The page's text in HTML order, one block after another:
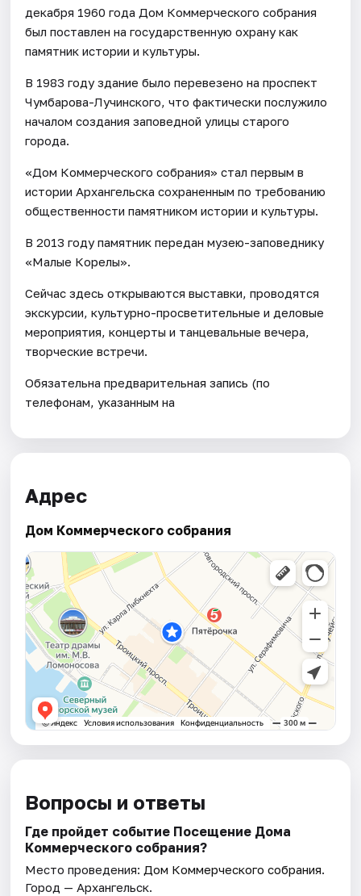
декабря 1960 года Дом Коммерческого собрания
был поставлен на государственную охрану как
памятник истории и культуры.
В 1983 году здание было перевезено на проспект
Чумбарова-Лучинского, что фактически послужило
началом создания заповедной улицы старого
города.
«Дом Коммерческого собрания» стал первым в
истории Архангельска сохраненным по требованию
общественности памятником истории и культуры.
В 2013 году памятник передан музею-заповеднику
«Малые Корелы».
Сейчас здесь открываются выставки, проводятся
экскурсии, культурно-просветительные и деловые
мероприятия, концерты и танцевальные вечера,
творческие встречи.
Обязательна предварительная запись (по
телефонам, указанным на
Адрес
Дом Коммерческого собрания
Вопросы и ответы
Где пройдет событие Посещение Дома
Коммерческого собрания?
Место проведения: Дом Коммерческого собрания.
Город — Архангельск.